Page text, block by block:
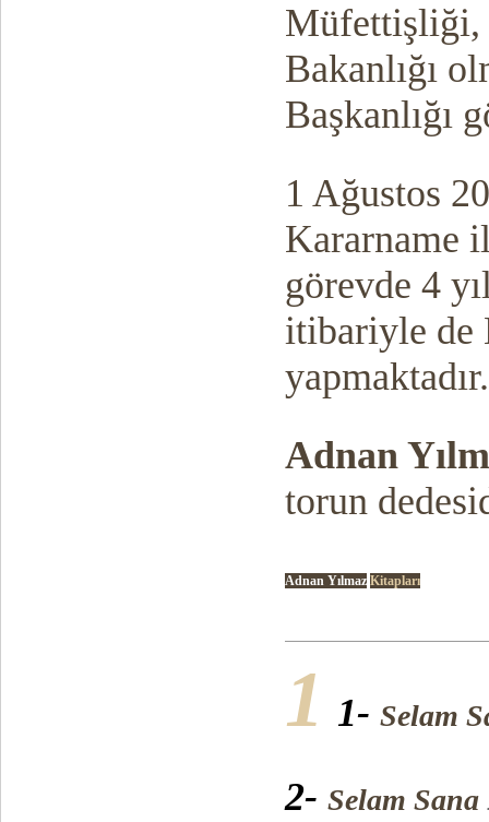
Müfettişliği,
Bakanlığı
Başkanlığı
1 Ağustos
Kararname
görevde 4
itibariyle de
yapmaktadır.
Adnan
torun
Adnan Yılmaz Kitapları
1 1- Selam
2- Selam Sana